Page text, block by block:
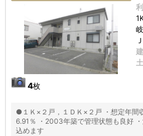
4枚
●１Ｋ×２戸，１ＤＫ×２戸 ・想定年間
6.91％ ・2003年築で管理状態も良好 ・満室稼働中につき、即収入が見
込めます